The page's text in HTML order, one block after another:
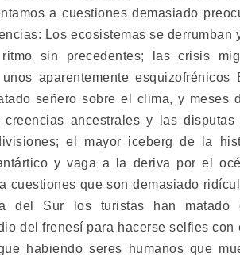
a cuestiones demasiado
Los ecosistemas se derrumban
sin precedentes; las crisis
aparentemente esquizofrénicos
señero sobre el clima, y meses
ancestrales y las disputas
el mayor iceberg de la
y vaga a la deriva por el
cuestiones que son demasiado
del Sur los turistas han matado
del frenesí para hacerse selfies con
habiendo seres humanos que